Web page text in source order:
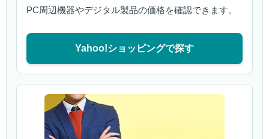
PC周辺機器やデジタル製品の価格を確認できます。
Yahoo!ショッピングで探す